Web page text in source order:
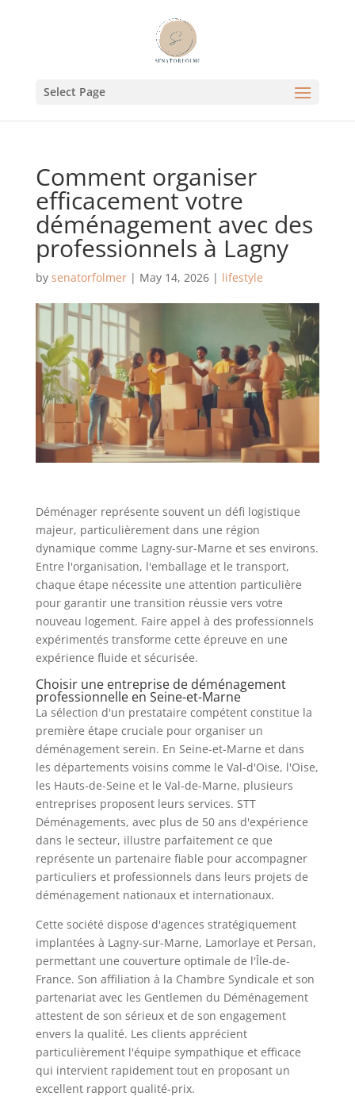
Select Page
Comment organiser
efficacement votre
déménagement avec des
professionnels à Lagny
by senatorfolmer| May 14, 2026| lifestyle
Déménager représente souvent un défi logistique
majeur, particulièrement dans une région
dynamique comme Lagny-sur-Marne et ses environs.
Entre l'organisation, l'emballage et le transport,
chaque étape nécessite une attention particulière
pour garantir une transition réussie vers votre
nouveau logement. Faire appel à des professionnels
expérimentés transforme cette épreuve en une
expérience fluide et sécurisée.
Choisir une entreprise de déménagement
professionnelle en Seine-et-Marne
La sélection d'un prestataire compétent constitue la
première étape cruciale pour organiser un
déménagement serein. En Seine-et-Marne et dans
les départements voisins comme le Val-d'Oise, l'Oise,
les Hauts-de-Seine et le Val-de-Marne, plusieurs
entreprises proposent leurs services. STT
Déménagements, avec plus de 50 ans d'expérience
dans le secteur, illustre parfaitement ce que
représente un partenaire fiable pour accompagner
particuliers et professionnels dans leurs projets de
déménagement nationaux et internationaux.
Cette société dispose d'agences stratégiquement
implantées à Lagny-sur-Marne, Lamorlaye et Persan,
permettant une couverture optimale de l'Île-de-
France. Son affiliation à la Chambre Syndicale et son
partenariat avec les Gentlemen du Déménagement
attestent de son sérieux et de son engagement
envers la qualité. Les clients apprécient
particulièrement l'équipe sympathique et efficace
qui intervient rapidement tout en proposant un
excellent rapport qualité-prix.